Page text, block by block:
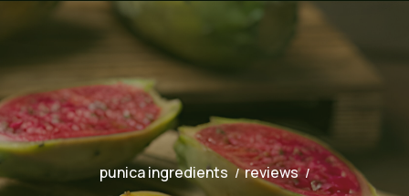
punica ingredients reviews